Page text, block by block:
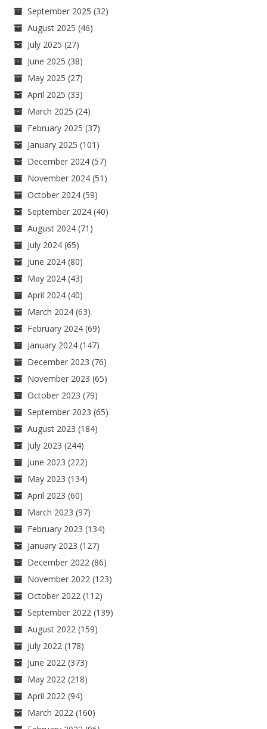
September 2025 (32)
August 2025 (46)
July 2025 (27)
June 2025 (38)
May 2025 (27)
April 2025 (33)
March 2025 (24)
February 2025 (37)
January 2025 (101)
December 2024 (57)
November 2024 (51)
October 2024 (59)
September 2024 (40)
August 2024 (71)
July 2024 (65)
June 2024 (80)
May 2024 (43)
April 2024 (40)
March 2024 (63)
February 2024 (69)
January 2024 (147)
December 2023 (76)
November 2023 (65)
October 2023 (79)
September 2023 (65)
August 2023 (184)
July 2023 (244)
June 2023 (222)
May 2023 (134)
April 2023 (60)
March 2023 (97)
February 2023 (134)
January 2023 (127)
December 2022 (86)
November 2022 (123)
October 2022 (112)
September 2022 (139)
August 2022 (159)
July 2022 (178)
June 2022 (373)
May 2022 (218)
April 2022 (94)
March 2022 (160)